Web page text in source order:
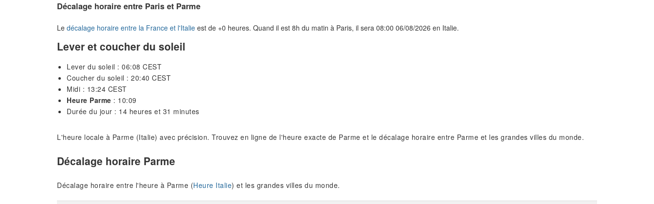
Décalage horaire entre Paris et Parme
Le décalage horaire entre la France et l'Italie est de +0 heures. Quand il est 8h du matin à Paris, il sera 08:00 06/08/2026 en Italie.
Lever et coucher du soleil
Lever du soleil : 06:08 CEST
Coucher du soleil : 20:40 CEST
Midi : 13:24 CEST
Heure Parme : 10:09
Durée du jour : 14 heures et 31 minutes
L'heure locale à Parme (Italie) avec précision. Trouvez en ligne de l'heure exacte de Parme et le décalage horaire entre Parme et les grandes villes du monde.
Décalage horaire Parme
Décalage horaire entre l'heure à Parme (Heure Italie) et les grandes villes du monde.